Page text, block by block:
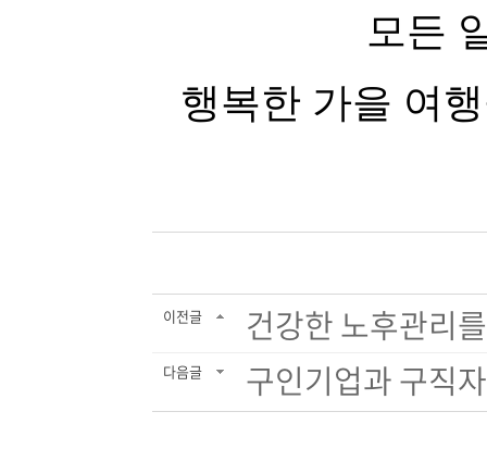
모든
행복한 가을 여
이전글 건강한 노후관리
다음글 구인기업과 구직